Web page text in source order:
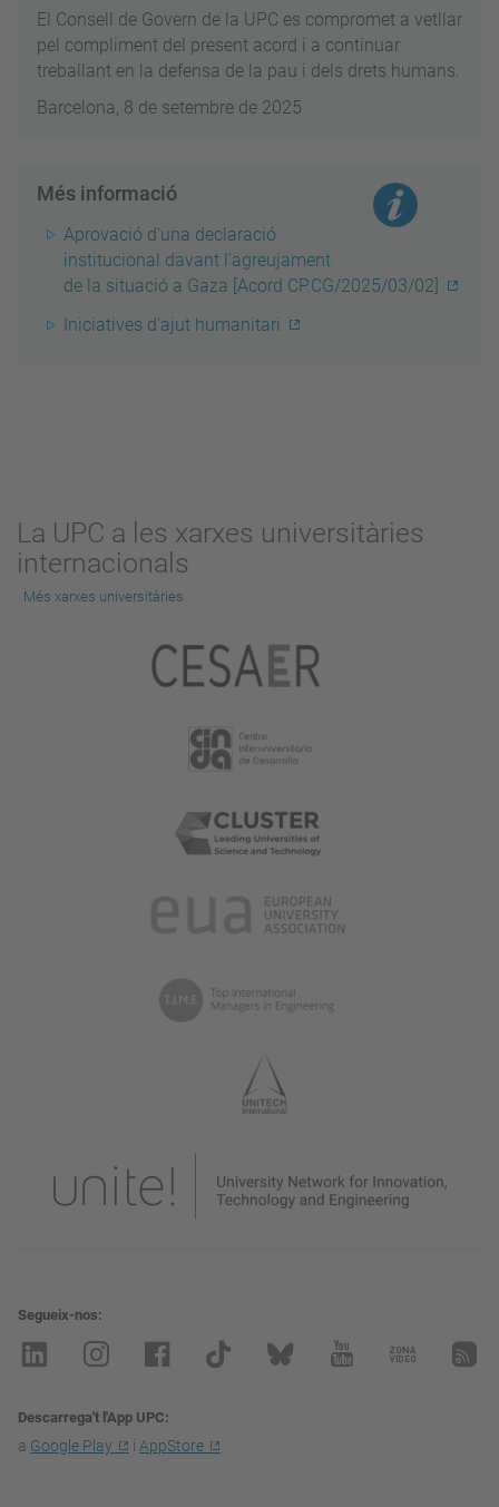
El Consell de Govern de la UPC es compromet a vetllar
pel compliment del present acord i a continuar
treballant en la defensa de la pau i dels drets humans.
Barcelona, 8 de setembre de 2025
Més informació
Aprovació d'una declaració
institucional davant l'agreujament
de la situació a Gaza [Acord CP.CG/2025/03/02]
Iniciatives d'ajut humanitari
La UPC a les xarxes universitàries
internacionals
Més xarxes universitàries
Segueix-nos
Descarrega't l'App UPC
a Google Play i AppStore